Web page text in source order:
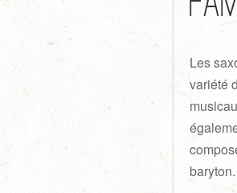
Les
variété
baryton.